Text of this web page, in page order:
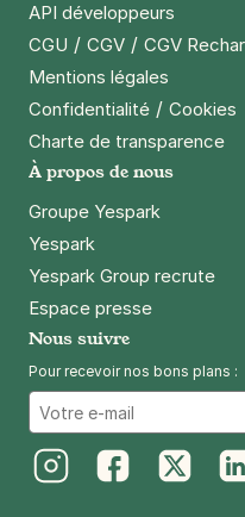
Kléber
2 €/heure
+ Abonnements disponibles
API développeurs
CGU / CGV / CGV
Mentions légales
Confidentialité / Cookies
Charte de transparence
À propos de nous
Groupe Yespark
Yespark
Yespark Group recrute
Espace presse
Nous suivre
Pour recevoir nos bons plans :